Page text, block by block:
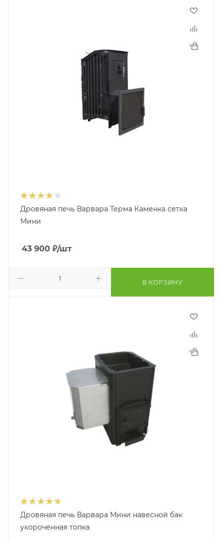
Дровяная печь Варвара Терма Каменка сетка
Мини
43 900 ₽/шт
В КОРЗИНУ
Дровяная печь Варвара Мини навесной бак
укороченная топка